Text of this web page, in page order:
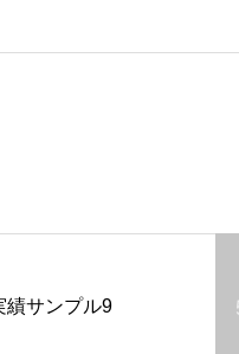
績サンプル9